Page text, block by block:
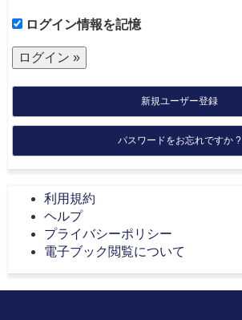
ログイン情報を記憶
新規ユーザー登録
パスワードをお忘れですか ?
利用規約
ヘルプ
プライバシーポリシー
電子ブック閲覧について